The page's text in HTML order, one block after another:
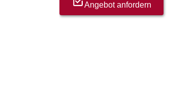
Angebot anfordern